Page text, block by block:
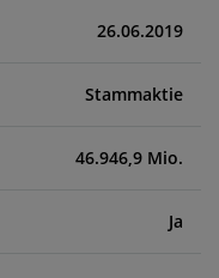
26.06.2019
Stammaktie
46.946,9 Mio.
Ja